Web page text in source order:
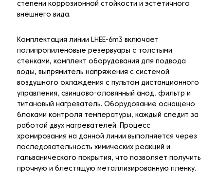
степени коррозионной стойкости и эстетичного
внешнего вида.
Комплектация линии LHEE-6m3 включает
полипропиленовые резервуары с толстыми
стенками, комплект оборудования для подвода
воды, выпрямитель напряжения с системой
воздушного охлаждения с пультом дистанционного
управления, свинцово-оловянный анод, фильтр и
титановый нагреватель. Оборудование оснащено
блоками контроля температуры, каждый следит за
работой двух нагревателей. Процесс
хромирования на данной линии выполняется через
последовательность химических реакций и
гальванического покрытия, что позволяет получить
прочную и блестящую металлизированную пленку.